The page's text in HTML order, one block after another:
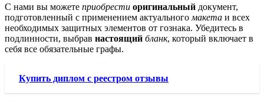
С нами вы можете приобрести оригинальный документ,
подготовленный с применением актуального макета и всех
необходимых защитных элементов от гознака. Убедитесь в
подлинности, выбрав настоящий бланк, который включает в
себя все обязательные графы.
Купить диплом с реестром отзывы